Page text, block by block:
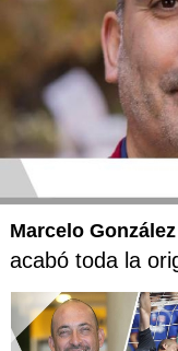
Marcelo
acabó toda la